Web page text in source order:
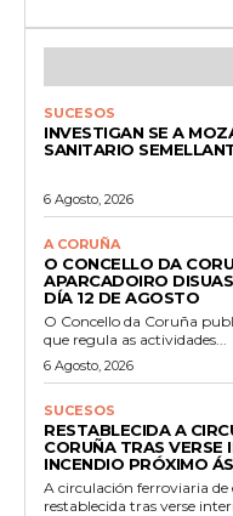
SUCESOS
INVESTIGAN SE A
SANITARIO
6 Agosto, 2026
A CORUÑA
O CONCELLO DA
APARCADOIRO
DÍA 12 DE AGOSTO
O Concello da Coruña
que regula as actividades...
6 Agosto, 2026
SUCESOS
RESTABLECIDA A
CORUÑA TRAS VERSE
INCENDIO PRÓXIMO
A circulación ferroviaria
restablecida tras verse